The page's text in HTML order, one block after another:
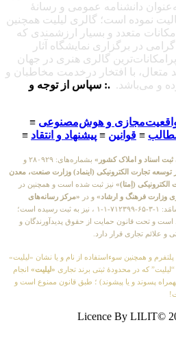
دانشنامه عمومی و رسانهٔ
نموده است؛ گالری لیلیت همچنین
متعدد و بسیار ارزشمندی که
در برگزاری نمایشگاه آثار
پرامکانات‌ترین گالری هنری در جهان
متعال، با افتخار درخدمت مخاطبان و
و می‌باشد. .: سپاس از توجه و
و هوش‌مصنوعی ≡
≡ قوانین ≡ پیشنهاد و انتقاد ≡
اسناد و املاک کشور»
بشماره‌های: ۲۸۰۹۲۹ و
توسعه تجارت الکترونیکی (اینماد) وزارت صنعت، معدن
(اِمتا)» نیز ثبت شده است و همچنین در
وزارت فرهنگ و ارشاد» و در «مرکز رسانه‌های
بشماره شامَد: ۱-۳-۶۵-۷۱۲۳۹۹-۱-۱ ، نیز به ثبت رسیده است؛
و تحت قانون حمایت از حقوق پدیدآورندگان و
علائم تجاری قرار دارد.
پلتفرم و همچنین سوءاستفاده از نام و یا نشان «لیلیت»
که در محدودهٔ ثبتی برند تجاری «لیلیت» انجام
پسوند و یا پیشوند) ؛ طبق قانون ممنوع است و
Licence By LILIT©